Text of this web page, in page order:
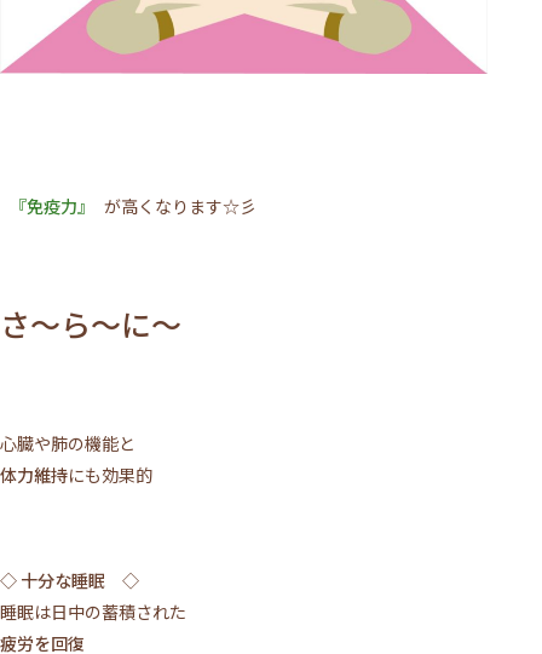
『免疫力』 が高くなります☆彡
さ～ら～に～
心臓や肺の機能と
体力維持にも効果的
◇ 十分な睡眠 ◇
睡眠は日中の蓄積された
疲労を回復